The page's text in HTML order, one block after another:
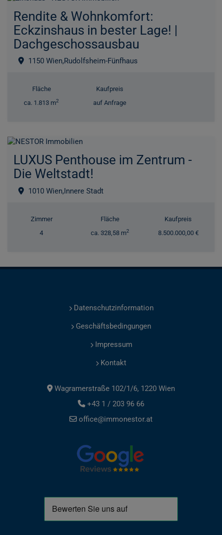
Rendite & Wohnkomfort:
Eckzinshaus in bester Lage! |
Dachgeschossausbau
1150 Wien,Rudolfsheim-Fünfhaus
Fläche
ca. 1.813 m2
Kaufpreis
auf Anfrage
LUXUS Penthouse im Zentrum -
Die Weltstadt!
1010 Wien,Innere Stadt
Zimmer
4
Fläche
ca. 328,58 m2
Kaufpreis
8.500.000,00 €
Datenschutzinformation
Geschäftsbedingungen
Impressum
Kontakt
Wagramerstraße 102/1/6, 1220 Wien
+43 1 / 203 96 66
office@immonestor.at